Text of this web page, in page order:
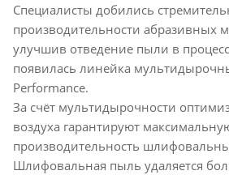
Специалисты добились
производительности абразивныx
улучшив отведение пыли в
появилась линейка
Performance.
За счёт мультидырочности
воздуха гарантируют
производительность
Шлифовальная пыль удаляется